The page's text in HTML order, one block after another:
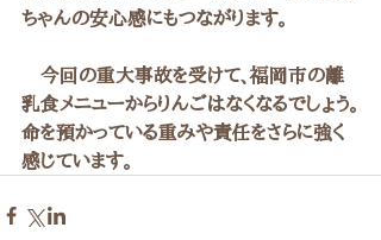
ちゃんの安心感にもつながります。
今回の重大事故を受けて、福岡市の離
乳食メニューからりんごはなくなるでしょう。
命を預かっている重みや責任をさらに強く
感じています。